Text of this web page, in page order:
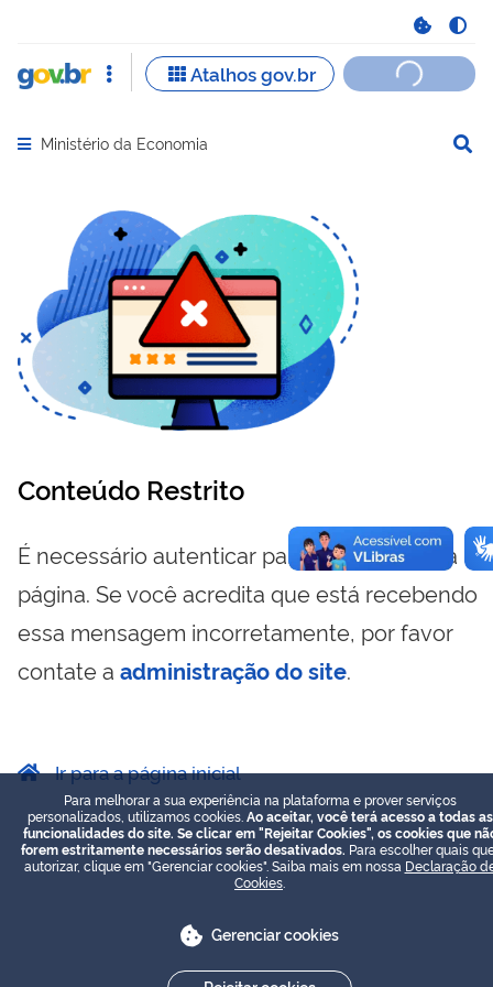
Abrir menu principal de navegação
Ministério da Economia
Conteúdo Restrito
É necessário autenticar para visualizar essa
página. Se você acredita que está recebendo
essa mensagem incorretamente, por favor
contate a administração do site.
Ir para a página inicial
Para melhorar a sua experiência na plataforma e prover serviços
personalizados, utilizamos cookies. Ao aceitar, você terá acesso a todas as
funcionalidades do site. Se clicar em "Rejeitar Cookies", os cookies que
forem estritamente necessários serão desativados. Para escolher quais
autorizar, clique em "Gerenciar cookies". Saiba mais em nossa Declaração
Cookies
Gerenciar cookies